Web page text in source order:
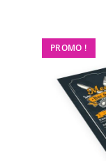
PROMO !